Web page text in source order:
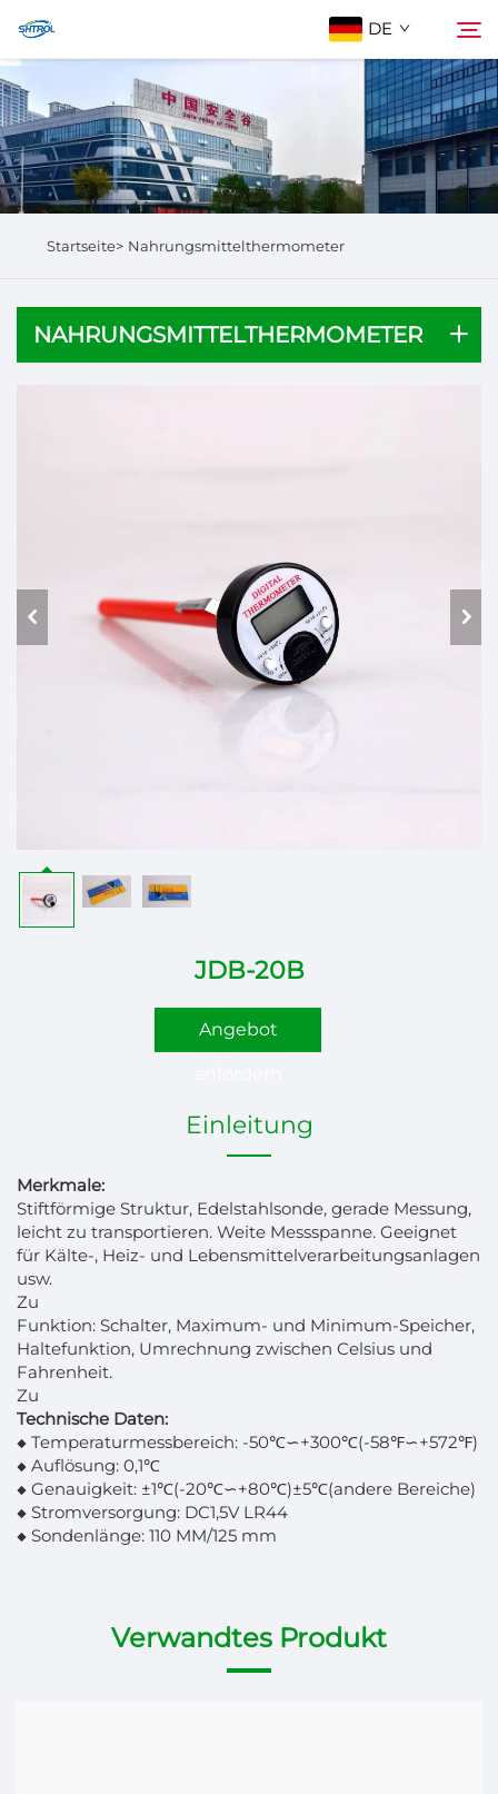
DE
Über Uns
Produkte
Suchen
Startseite> Nahrungsmittelthermometer
NAHRUNGSMITTELTHERMOMETER
JDB-20B
Angebot
Einleitung
Merkmale:
Stiftförmige Struktur, Edelstahlsonde, gerade Messung,
leicht zu transportieren. Weite Messspanne. Geeignet
für Kälte-, Heiz- und Lebensmittelverarbeitungsanlagen
usw.
Zu
Funktion: Schalter, Maximum- und Minimum-Speicher,
Haltefunktion, Umrechnung zwischen Celsius und
Fahrenheit.
Zu
Technische Daten:
◆ Temperaturmessbereich: -50℃∽+300℃(-58℉∽+572℉)
◆ Auflösung: 0,1℃
◆ Genauigkeit: ±1℃(-20℃∽+80℃)±5℃(andere Bereiche)
◆ Stromversorgung: DC1,5V LR44
◆ Sondenlänge: 110 MM/125 mm
Verwandtes Produkt